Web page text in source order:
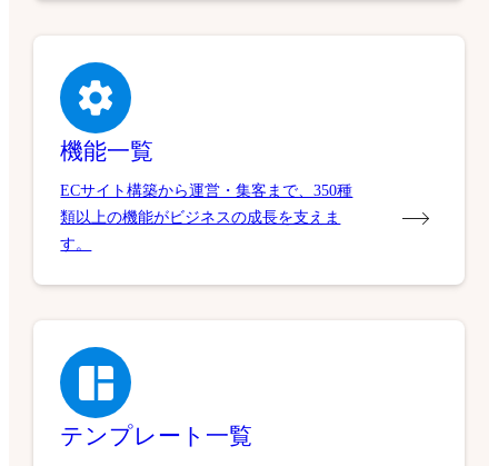
機能一覧
ECサイト構築から運営・集客まで、350種
類以上の機能がビジネスの成長を支えま
す。
テンプレート一覧